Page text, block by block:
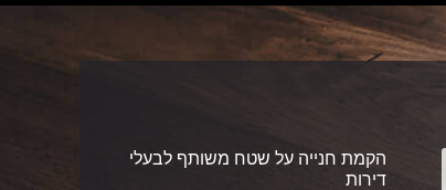
הקמת חנייה על שטח משותף לבעלי
דירות